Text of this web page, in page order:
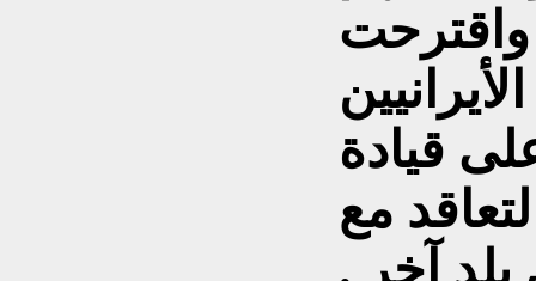
واقترحت
قيادة
مع
بلد آخر .